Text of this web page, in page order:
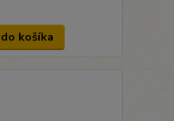
košíka